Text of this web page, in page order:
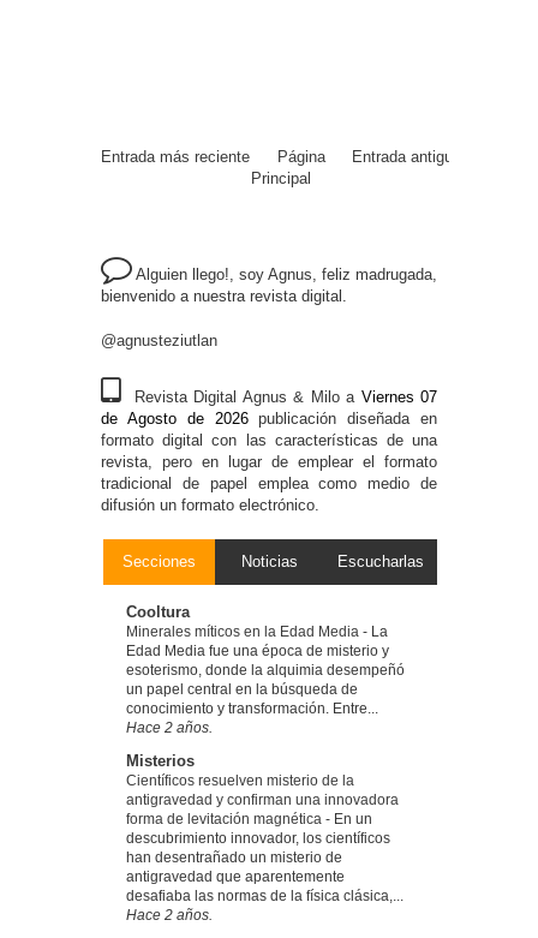
Entrada más reciente Entrada antigua
Página
Principal
Alguien llego!, soy Agnus, feliz madrugada,
bienvenido a nuestra revista digital.
@agnusteziutlan
Revista Digital Agnus & Milo a Viernes 07
de Agosto de 2026publicación diseñada en
formato digital con las características de una
revista, pero en lugar de emplear el formato
tradicional de papel emplea como medio de
difusión un formato electrónico.
Secciones Noticias Escucharlas
Cooltura
Minerales míticos en la Edad Media - La
Edad Media fue una época de misterio y
esoterismo, donde la alquimia desempeñó
un papel central en la búsqueda de
conocimiento y transformación. Entre...
Hace 2 años.
Misterios
Científicos resuelven misterio de la
antigravedad y confirman una innovadora
forma de levitación magnética - En un
descubrimiento innovador, los científicos
han desentrañado un misterio de
antigravedad que aparentemente
desafiaba las normas de la física clásica,...
Hace 2 años.